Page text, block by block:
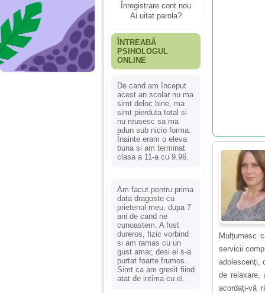
Înregistrare cont nou
Ai uitat parola?
ÎNTREABĂ
PSIHOLOGUL
ONLINE
De cand am început
acest an scolar nu ma
simt deloc bine, ma
simt pierduta total si
nu reusesc sa ma
adun sub nicio forma.
Înainte eram o eleva
buna si am terminat
clasa a 11-a cu 9.96.
Am facut pentru prima
data dragoste cu
prietenul meu, dupa 7
ani de cand ne
cunoastem. A fost
dureros, fizic vorbind
si am ramas cu un
gust amar, desi el s-a
purtat foarte frumos.
Simt ca am gresit fiind
atat de intima cu el.
Mulțumesc
servicii
adolescenţi,
de relaxare,
acordați-vă